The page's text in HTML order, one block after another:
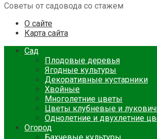
Советы от садовода со стажем
О сайте
Карта сайта
Сад
Плодовые деревья
Ягодные культуры
Декоративные кустарники
Хвойные
Многолетние цветы
Цветы клубневые и
Однолетние и двухлетние
Огород